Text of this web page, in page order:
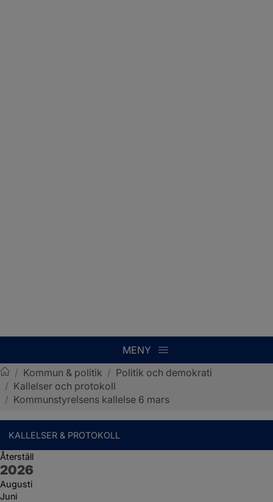
MENY
Sotenäs kommun
/ Kommun & politik / Politik och demokrati
/ Kallelser och protokoll
/ Kommunstyrelsens kallelse 6 mars
KALLELSER & PROTOKOLL
Återställ
År:
2026
Augusti
Juni